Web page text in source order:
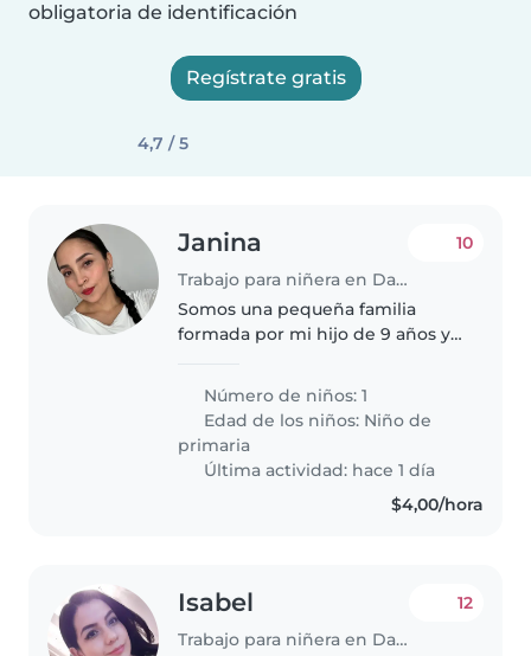
obligatoria de identificación
Regístrate gratis
4,7 / 5
Janina
Trabajo para niñera en Daule
10
Somos una pequeña familia
formada por mi hijo de 9 años y
responsable, cariñosa y paciente
que nos brinde apoyo después
de clases, en un ambiente de
respeto,..
Número de niños: 1
Edad de los niños: Niño de
primaria
Última actividad: hace 1 día
$4,00/hora
Isabel
Trabajo para niñera en Daule
12